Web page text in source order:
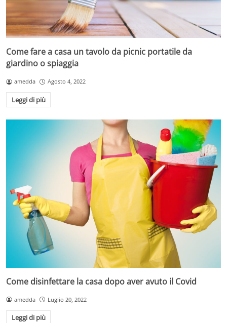
Come fare a casa un tavolo da picnic portatile da
giardino o spiaggia
amedda Agosto 4, 2022
Leggi di più
Come disinfettare la casa dopo aver avuto il Covid
amedda Luglio 20, 2022
Leggi di più